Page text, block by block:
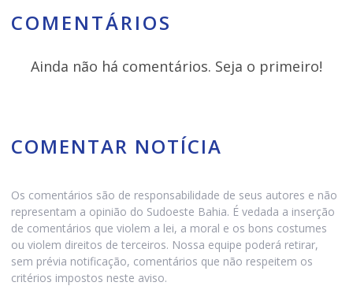
COMENTÁRIOS
Ainda não há comentários. Seja o primeiro!
COMENTAR NOTÍCIA
Os comentários são de responsabilidade de seus autores e não
representam a opinião do Sudoeste Bahia. É vedada a inserção
de comentários que violem a lei, a moral e os bons costumes
ou violem direitos de terceiros. Nossa equipe poderá retirar,
sem prévia notificação, comentários que não respeitem os
critérios impostos neste aviso.